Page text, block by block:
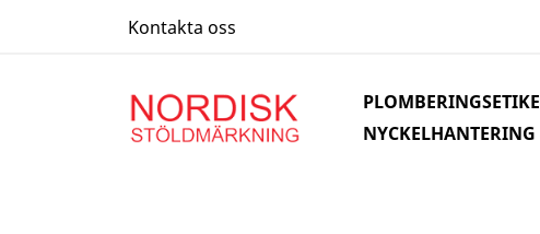
Kontakta oss